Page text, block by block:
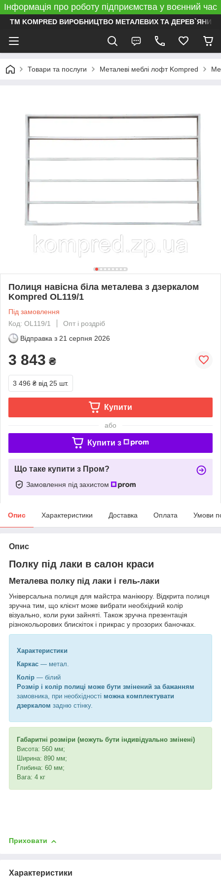
Інформація про роботу підприємства у воєнний час
ТМ KOMPRED ВИРОБНИЦТВО МЕТАЛЕВИХ ТА ДЕРЕВ`ЯНИХ
Товари та послуги Металеві меблі лофт Kompred
Полиця навісна біла металева з дзеркалом
Kompred OL119/1
Під замовлення
Код: OL119/1
Опт і роздріб
Відправка з 21 серпня 2026
3 843 ₴
3 496 ₴ від 25 шт.
Купити
або
Купити з
Що таке купити з Пром?
Замовлення під захистом
Опис Характеристики Доставка Оплата Умови
Опис
Полку під лаки в салон краси
Металева полку під лаки і гель-лаки
Універсальна полиця для майстра манікюру. Відкрита полиця
зручна тим, що клієнт може вибрати необхідний колір
візуально, коли руки зайняті. Також зручна презентація
різнокольорових блискіток і прикрас у прозорих баночках.
Характеристики
Каркас — метал.
Колір — білий
Розмір і колір полиці може бути змінений за бажанням
замовника, при необхідності можна комплектувати
дзеркалом задню стінку.
Габаритні розміри (можуть бути індивідуально змінені)
Висота: 560 мм;
Ширина: 890 мм;
Глибина: 60 мм;
Вага: 4 кг
Приховати
Характеристики